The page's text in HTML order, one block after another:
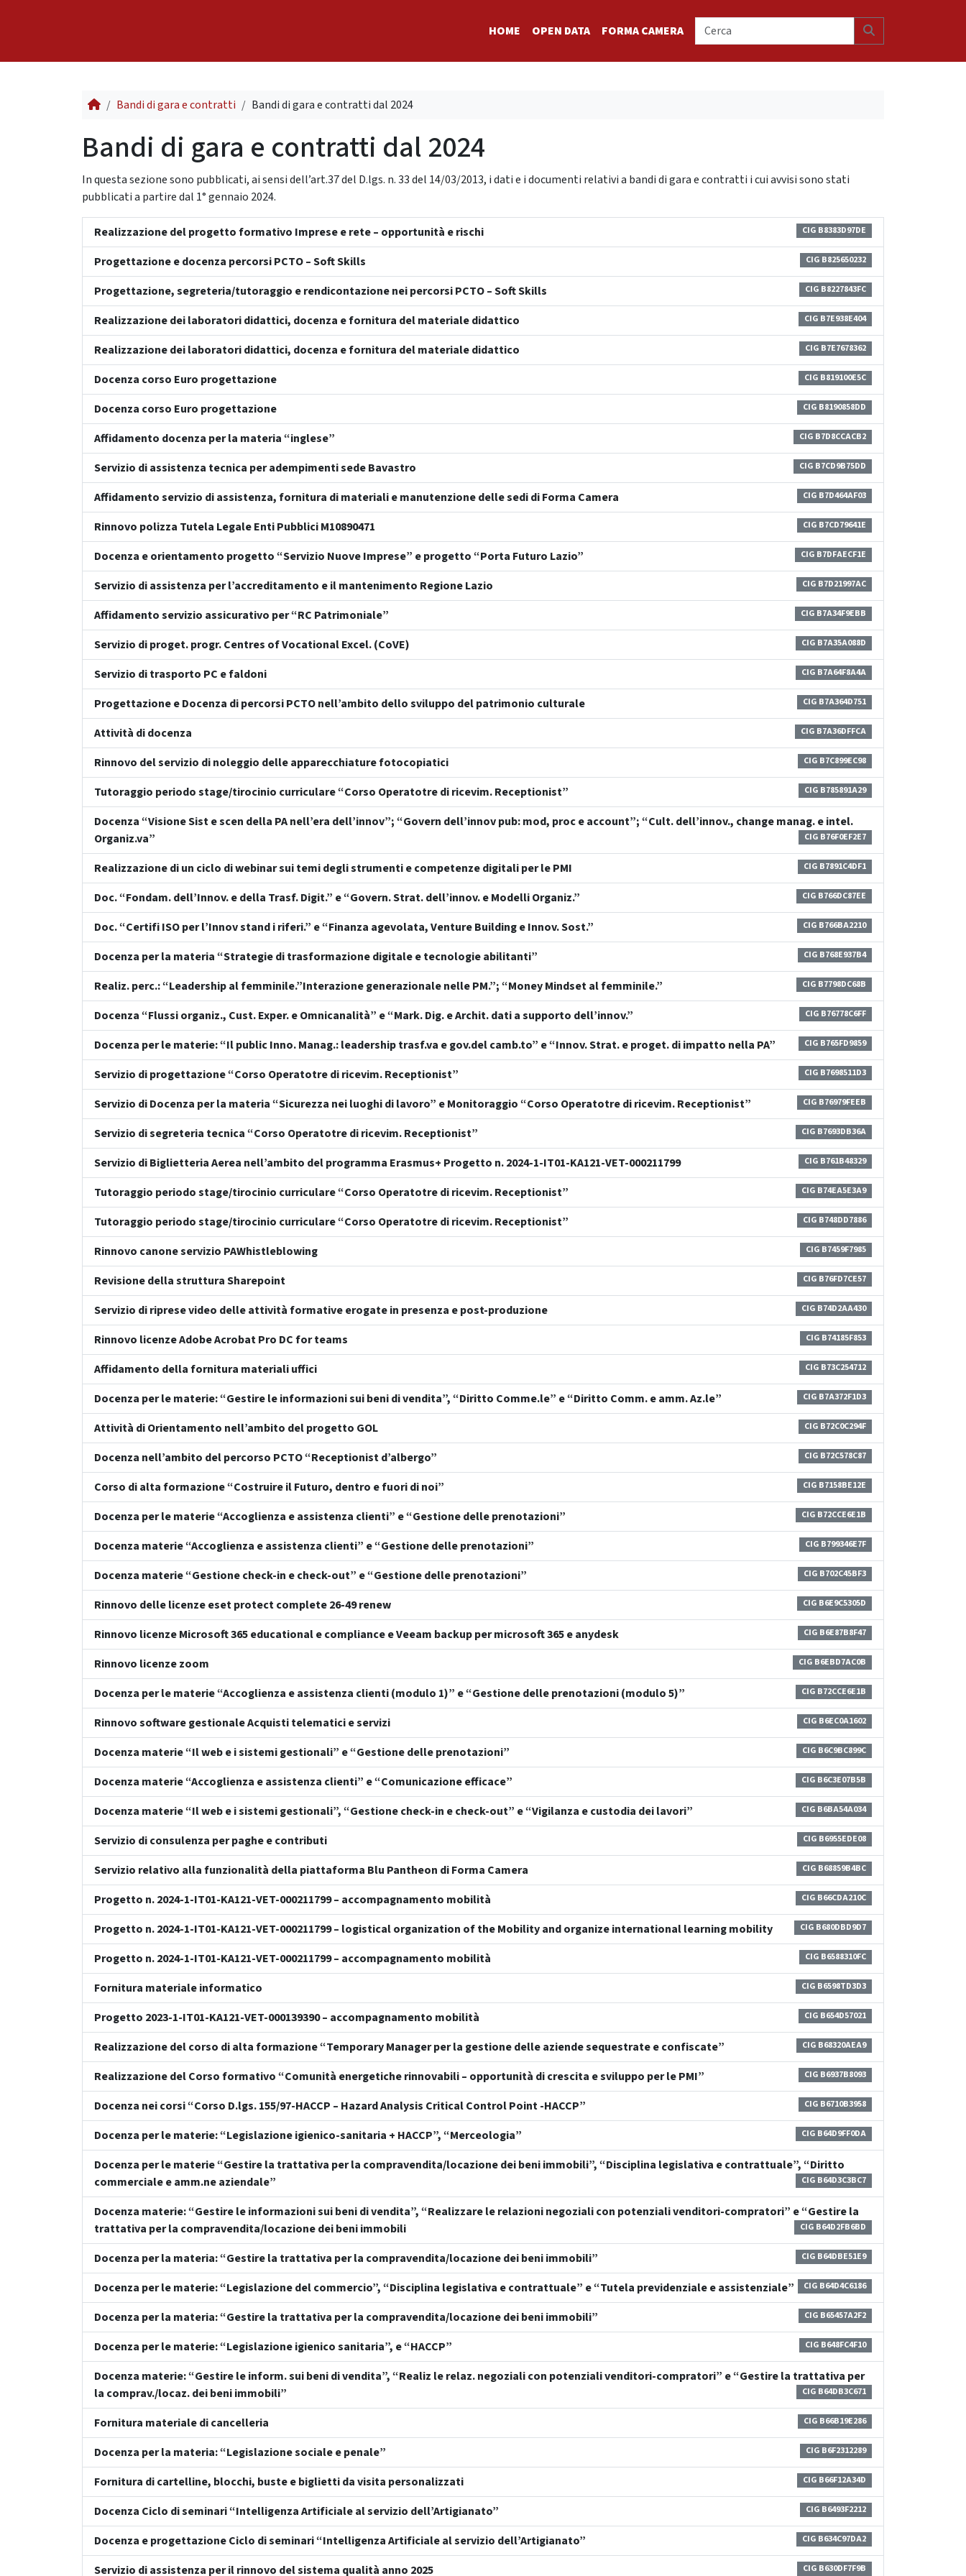
HOME
OPEN DATA FORMA CAMERA
Bandi di gara e contratti Bandi di gara e contratti dal 2024
Bandi di gara e contratti dal 2024
In questa sezione sono pubblicati, ai sensi dell’art.37 del D.lgs. n. 33 del 14/03/2013, i dati e i documenti relativi a bandi di gara e contratti i cui avvisi sono stati
pubblicati a partire dal 1° gennaio 2024.
Realizzazione del progetto formativo Imprese e rete – opportunità e rischi CIG B8383D97DE
Progettazione e docenza percorsi PCTO – Soft Skills CIG B825650232
Progettazione, segreteria/tutoraggio e rendicontazione nei percorsi PCTO – Soft Skills CIG B8227843FC
Realizzazione dei laboratori didattici, docenza e fornitura del materiale didattico CIG B7E938E404
Realizzazione dei laboratori didattici, docenza e fornitura del materiale didattico CIG B7E7678362
Docenza corso Euro progettazione CIG B819100E5C
Docenza corso Euro progettazione CIG B8190858DD
Affidamento docenza per la materia “inglese” CIG B7D8CCACB2
Servizio di assistenza tecnica per adempimenti sede Bavastro CIG B7CD9B75DD
Affidamento servizio di assistenza, fornitura di materiali e manutenzione delle sedi di Forma Camera CIG B7D464AF03
Rinnovo polizza Tutela Legale Enti Pubblici M10890471 CIG B7CD79641E
Docenza e orientamento progetto “Servizio Nuove Imprese” e progetto “Porta Futuro Lazio” CIG B7DFAECF1E
Servizio di assistenza per l’accreditamento e il mantenimento Regione Lazio CIG B7D21997AC
Affidamento servizio assicurativo per “RC Patrimoniale” CIG B7A34F9EBB
Servizio di proget. progr. Centres of Vocational Excel. (CoVE) CIG B7A35A088D
Servizio di trasporto PC e faldoni CIG B7A64F8A4A
Progettazione e Docenza di percorsi PCTO nell’ambito dello sviluppo del patrimonio culturale CIG B7A364D751
Attività di docenza CIG B7A36DFFCA
Rinnovo del servizio di noleggio delle apparecchiature fotocopiatici CIG B7C899EC98
Tutoraggio periodo stage/tirocinio curriculare “Corso Operatotre di ricevim. Receptionist” CIG B785891A29
Docenza “Visione Sist e scen della PA nell’era dell’innov”; “Govern dell’innov pub: mod, proc e account”; “Cult. dell’innov., change manag. e intel.
Organiz.va”
CIG B76F0EF2E7
Realizzazione di un ciclo di webinar sui temi degli strumenti e competenze digitali per le PMI CIG B7891C4DF1
Doc. “Fondam. dell’Innov. e della Trasf. Digit.” e “Govern. Strat. dell’innov. e Modelli Organiz.” CIG B766DC87EE
Doc. “Certifi ISO per l’Innov stand i riferi.” e “Finanza agevolata, Venture Building e Innov. Sost.” CIG B766BA2210
Docenza per la materia “Strategie di trasformazione digitale e tecnologie abilitanti” CIG B768E937B4
Realiz. perc.: “Leadership al femminile.”Interazione generazionale nelle PM.”; “Money Mindset al femminile.” CIG B7798DC68B
Docenza “Flussi organiz., Cust. Exper. e Omnicanalità” e “Mark. Dig. e Archit. dati a supporto dell’innov.” CIG B76778C6FF
Docenza per le materie: “Il public Inno. Manag.: leadership trasf.va e gov.del camb.to” e “Innov. Strat. e proget. di impatto nella PA” CIG B765FD9859
Servizio di progettazione “Corso Operatotre di ricevim. Receptionist” CIG B7698511D3
Servizio di Docenza per la materia “Sicurezza nei luoghi di lavoro” e Monitoraggio “Corso Operatotre di ricevim. Receptionist” CIG B76979FEEB
Servizio di segreteria tecnica “Corso Operatotre di ricevim. Receptionist” CIG B7693DB36A
Servizio di Biglietteria Aerea nell’ambito del programma Erasmus+ Progetto n. 2024-1-IT01-KA121-VET-000211799 CIG B761B48329
Tutoraggio periodo stage/tirocinio curriculare “Corso Operatotre di ricevim. Receptionist” CIG B74EA5E3A9
Tutoraggio periodo stage/tirocinio curriculare “Corso Operatotre di ricevim. Receptionist” CIG B748DD7886
Rinnovo canone servizio PAWhistleblowing CIG B7459F7985
Revisione della struttura Sharepoint CIG B76FD7CE57
Servizio di riprese video delle attività formative erogate in presenza e post-produzione CIG B74D2AA430
Rinnovo licenze Adobe Acrobat Pro DC for teams CIG B74185F853
Affidamento della fornitura materiali uffici CIG B73C254712
Docenza per le materie: “Gestire le informazioni sui beni di vendita”, “Diritto Comme.le” e “Diritto Comm. e amm. Az.le” CIG B7A372F1D3
Attività di Orientamento nell’ambito del progetto GOL CIG B72C0C294F
Docenza nell’ambito del percorso PCTO “Receptionist d’albergo” CIG B72C578C87
Corso di alta formazione “Costruire il Futuro, dentro e fuori di noi” CIG B7158BE12E
Docenza per le materie “Accoglienza e assistenza clienti” e “Gestione delle prenotazioni” CIG B72CCE6E1B
Docenza materie “Accoglienza e assistenza clienti” e “Gestione delle prenotazioni” CIG B799346E7F
Docenza materie “Gestione check-in e check-out” e “Gestione delle prenotazioni” CIG B702C45BF3
Rinnovo delle licenze eset protect complete 26-49 renew CIG B6E9C5305D
Rinnovo licenze Microsoft 365 educational e compliance e Veeam backup per microsoft 365 e anydesk CIG B6E87B8F47
Rinnovo licenze zoom CIG B6EBD7AC0B
Docenza per le materie “Accoglienza e assistenza clienti (modulo 1)” e “Gestione delle prenotazioni (modulo 5)” CIG B72CCE6E1B
Rinnovo software gestionale Acquisti telematici e servizi CIG B6EC0A1602
Docenza materie “Il web e i sistemi gestionali” e “Gestione delle prenotazioni” CIG B6C9BC899C
Docenza materie “Accoglienza e assistenza clienti” e “Comunicazione efficace” CIG B6C3E07B5B
Docenza materie “Il web e i sistemi gestionali”, “Gestione check-in e check-out” e “Vigilanza e custodia dei lavori” CIG B6BA54A034
Servizio di consulenza per paghe e contributi CIG B6955EDE08
Servizio relativo alla funzionalità della piattaforma Blu Pantheon di Forma Camera CIG B68859B4BC
Progetto n. 2024-1-IT01-KA121-VET-000211799 – accompagnamento mobilità CIG B66CDA210C
Progetto n. 2024-1-IT01-KA121-VET-000211799 – logistical organization of the Mobility and organize international learning mobility CIG B680DBD9D7
Progetto n. 2024-1-IT01-KA121-VET-000211799 – accompagnamento mobilità CIG B6588310FC
Fornitura materiale informatico CIG B6598TD3D3
Progetto 2023-1-IT01-KA121-VET-000139390 – accompagnamento mobilità CIG B654D57021
Realizzazione del corso di alta formazione “Temporary Manager per la gestione delle aziende sequestrate e confiscate” CIG B68320AEA9
Realizzazione del Corso formativo “Comunità energetiche rinnovabili – opportunità di crescita e sviluppo per le PMI” CIG B6937B8093
Docenza nei corsi “Corso D.lgs. 155/97-HACCP – Hazard Analysis Critical Control Point -HACCP” CIG B6710B3958
Docenza per le materie: “Legislazione igienico-sanitaria + HACCP”, “Merceologia” CIG B64D9FF0DA
Docenza per le materie “Gestire la trattativa per la compravendita/locazione dei beni immobili”, “Disciplina legislativa e contrattuale”, “Diritto
commerciale e amm.ne aziendale”
CIG B64D3C3BC7
Docenza materie: “Gestire le informazioni sui beni di vendita”, “Realizzare le relazioni negoziali con potenziali venditori-compratori” e “Gestire la
trattativa per la compravendita/locazione dei beni immobili
CIG B64D2FB6BD
Docenza per la materia: “Gestire la trattativa per la compravendita/locazione dei beni immobili” CIG B64DBE51E9
Docenza per le materie: “Legislazione del commercio”, “Disciplina legislativa e contrattuale” e “Tutela previdenziale e assistenziale” CIG B64D4C6186
Docenza per la materia: “Gestire la trattativa per la compravendita/locazione dei beni immobili” CIG B65457A2F2
Docenza per le materie: “Legislazione igienico sanitaria”, e “HACCP” CIG B648FC4F10
Docenza materie: “Gestire le inform. sui beni di vendita”, “Realiz le relaz. negoziali con potenziali venditori-compratori” e “Gestire la trattativa per
la comprav./locaz. dei beni immobili”
CIG B64DB3C671
Fornitura materiale di cancelleria CIG B66B19E286
Docenza per la materia: “Legislazione sociale e penale” CIG B6F2312289
Fornitura di cartelline, blocchi, buste e biglietti da visita personalizzati CIG B66F12A34D
Docenza Ciclo di seminari “Intelligenza Artificiale al servizio dell’Artigianato” CIG B6493F2212
Docenza e progettazione Ciclo di seminari “Intelligenza Artificiale al servizio dell’Artigianato” CIG B634C97DA2
Servizio di assistenza per il rinnovo del sistema qualità anno 2025 CIG B630DF7F9B